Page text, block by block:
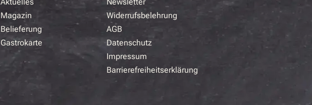
Magazin
Belieferung
Gastrokarte
Widerrufsbelehrung
AGB
Datenschutz
Impressum
Barrierefreiheitserklärung